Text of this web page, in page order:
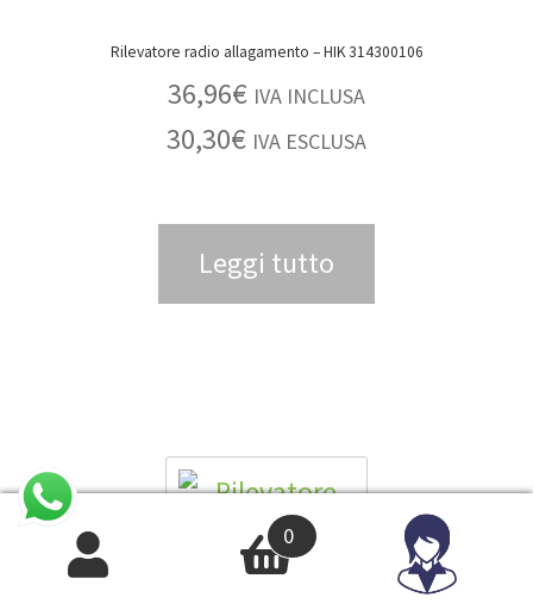
Rilevatore radio allagamento – HIK 314300106
36,96€ IVA INCLUSA
30,30€ IVA ESCLUSA
Leggi tutto
0